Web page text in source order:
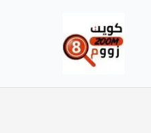
المحتوى